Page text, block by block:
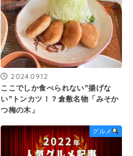
2024.09.12
ここでしか食べられない”揚げな
い”トンカツ！？倉敷名物「みそか
つ梅の木」
グルメ